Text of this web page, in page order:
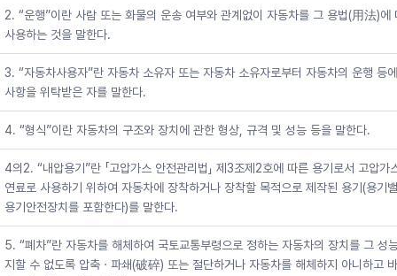
2. “운행”이란 사람 또는 화물의 운송 여부와 관계없이 자동차를 그 용법(用法)에
사용하는 것을 말한다.
3. “자동차사용자”란 자동차 소유자 또는 자동차 소유자로부터 자동차의 운행 등
사항을 위탁받은 자를 말한다.
4. “형식”이란 자동차의 구조와 장치에 관한 형상, 규격 및 성능 등을 말한다.
4의2. “내압용기”란 「고압가스 안전관리법」 제3조제2호에 따른 용기로서 고압가
연료로 사용하기 위하여 자동차에 장착하거나 장착할 목적으로 제작된 용기(용기
용기안전장치를 포함한다)를 말한다.
5. “폐차”란 자동차를 해체하여 국토교통부령으로 정하는 자동차의 장치를 그 성
지할 수 없도록 압축ㆍ파쇄(破碎) 또는 절단하거나 자동차를 해체하지 아니하고